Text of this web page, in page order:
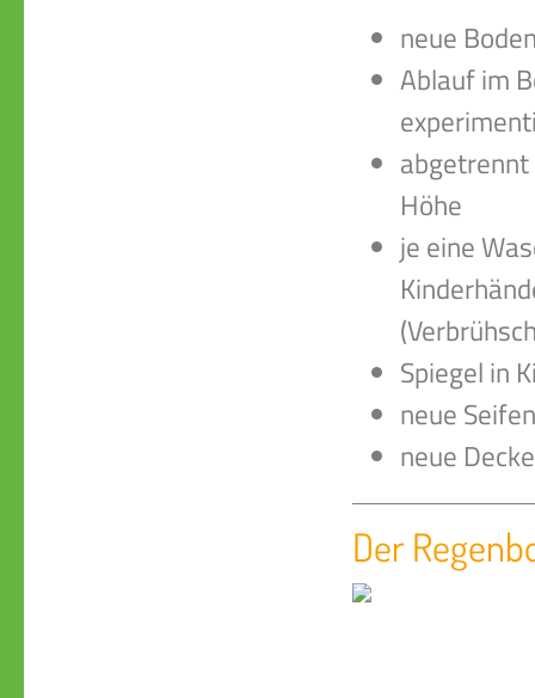
neue
Ablauf im
abgetrennt
Höhe
je eine
Spiegel in
neue
neue
Der